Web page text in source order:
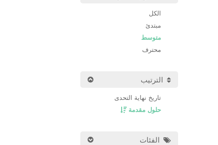
الكل
مبتدئ
متوسط
محترف
الترتيب
تاريخ نهاية التحدى
حلول مقدمة
الفئات